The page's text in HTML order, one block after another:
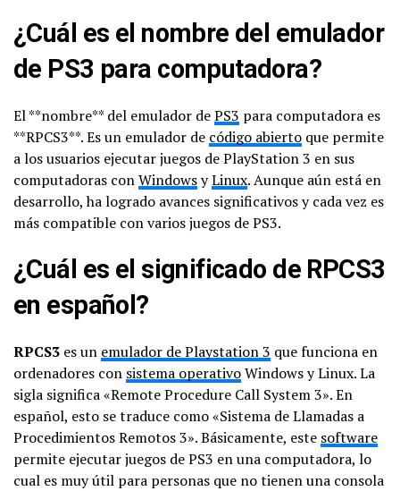
¿Cuál es el nombre del emulador
de PS3 para computadora?
El **nombre** del emulador dePS3 para computadora es
**RPCS3**. Es un emulador de código abierto que permite
a los usuarios ejecutar juegos de PlayStation 3 en sus
computadoras conWindowsyLinux. Aunque aún está en
desarrollo, ha logrado avances significativos y cada vez es
más compatible con varios juegos de PS3.
¿Cuál es el significado de RPCS3
en español?
RPCS3 es un emulador de Playstation 3 que funciona en
ordenadores con sistema operativoWindows y Linux. La
sigla significa «Remote Procedure Call System 3». En
español, esto se traduce como «Sistema de Llamadas a
Procedimientos Remotos 3». Básicamente, este software
permite ejecutar juegos de PS3 en una computadora, lo
cual es muy útil para personas que no tienen una consola